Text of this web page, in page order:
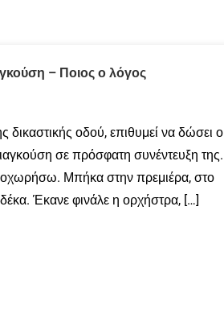
– Ποιος ο λόγος
οδού, επιθυμεί να δώσει ο
σε πρόσφατη συνέντευξη της.
Μπήκα στην πρεμιέρα, στο
Έκανε φινάλε η ορχήστρα, […]